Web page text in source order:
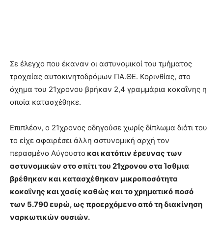
Σε έλεγχο που έκαναν οι αστυνομικοί του τμήματος
τροχαίας αυτοκινητοδρόμων ΠΑ.ΘΕ. Κορινθίας, στο
όχημα του 21χρονου βρήκαν 2,4 γραμμάρια κοκαΐνης η
οποία κατασχέθηκε.
Επιπλέον, ο 21χρονος οδηγούσε χωρίς δίπλωμα διότι του
το είχε αφαιρέσει άλλη αστυνομική αρχή τον
περασμένο Αύγουστο και κατόπιν έρευνας των
αστυνομικών στο σπίτι του 21χρονου στα Ίσθμια
βρέθηκαν και κατασχέθηκαν μικροποσότητα
κοκαΐνης και χασίς καθώς και το χρηματικό ποσό
των 5.790 ευρώ, ως προερχόμενο από τη διακίνηση
ναρκωτικών ουσιών.